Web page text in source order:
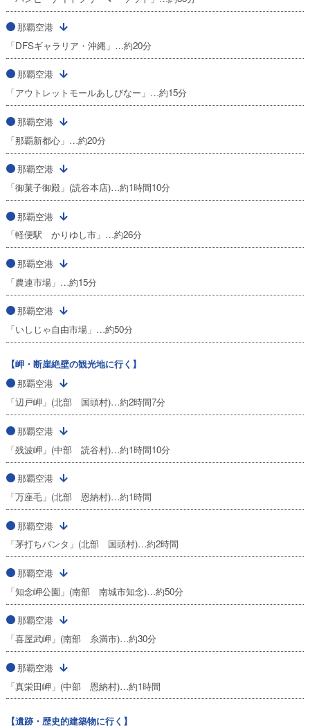
那覇空港
「DFSギャラリア・沖縄」…約20分
那覇空港
「アウトレットモールあしびなー」…約15分
那覇空港
「那覇新都心」…約20分
那覇空港
「御菓子御殿」(読谷本店)…約1時間10分
那覇空港
「軽便駅 かりゆし市」…約26分
那覇空港
「農連市場」…約15分
那覇空港
「いしじゃ自由市場」…約50分
【岬・断崖絶壁の観光地に行く】
那覇空港
「辺戸岬」(北部 国頭村)…約2時間7分
那覇空港
「残波岬」(中部 読谷村)…約1時間10分
那覇空港
「万座毛」(北部 恩納村)…約1時間
那覇空港
「茅打ちバンタ」(北部 国頭村)…約2時間
那覇空港
「知念岬公園」(南部 南城市知念)…約50分
那覇空港
「喜屋武岬」(南部 糸満市)…約30分
那覇空港
「真栄田岬」(中部 恩納村)…約1時間
【遺跡・歴史的建築物に行く】